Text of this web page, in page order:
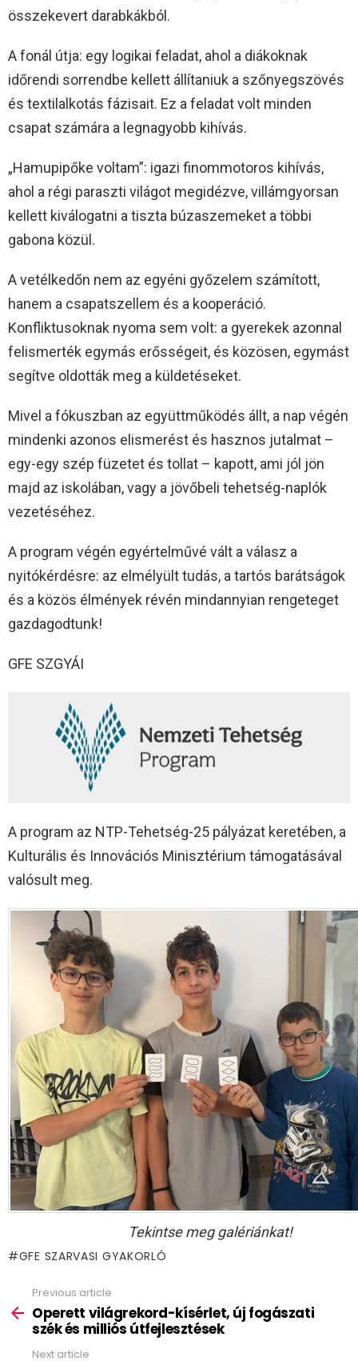
összekevert darabkákból.
A fonál útja: egy logikai feladat, ahol a diákoknak
időrendi sorrendbe kellett állítaniuk a szőnyegszövés
és textilalkotás fázisait. Ez a feladat volt minden
csapat számára a legnagyobb kihívás.
„Hamupipőke voltam”: igazi finommotoros kihívás,
ahol a régi paraszti világot megidézve, villámgyorsan
kellett kiválogatni a tiszta búzaszemeket a többi
gabona közül.
A vetélkedőn nem az egyéni győzelem számított,
hanem a csapatszellem és a kooperáció.
Konfliktusoknak nyoma sem volt: a gyerekek azonnal
felismerték egymás erősségeit, és közösen, egymást
segítve oldották meg a küldetéseket.
Mivel a fókuszban az együttműködés állt, a nap végén
mindenki azonos elismerést és hasznos jutalmat –
egy-egy szép füzetet és tollat – kapott, ami jól jön
majd az iskolában, vagy a jövőbeli tehetség-naplók
vezetéséhez.
A program végén egyértelművé vált a válasz a
nyitókérdésre: az elmélyült tudás, a tartós barátságok
és a közös élmények révén mindannyian rengeteget
gazdagodtunk!
GFE SZGYÁI
A program az NTP-Tehetség-25 pályázat keretében, a
Kulturális és Innovációs Minisztérium támogatásával
valósult meg.
Tekintse meg galériánkat!
GFE SZARVASI GYAKORLÓ
more
Previous article
Operett világrekord-kísérlet, új fogászati
szék és milliós útfejlesztések
Next article